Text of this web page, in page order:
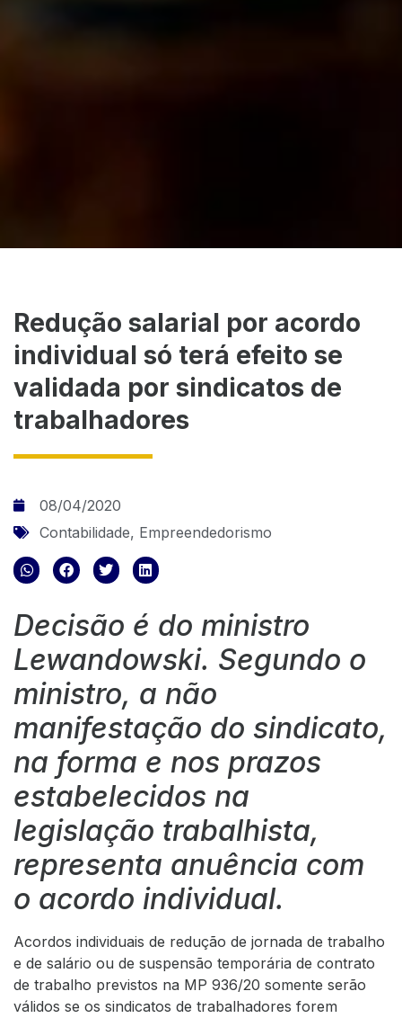
Redução salarial por acordo
individual só terá efeito se
validada por sindicatos de
trabalhadores
08/04/2020
Contabilidade, Empreendedorismo
Decisão é do ministro
Lewandowski. Segundo o
ministro, a não
manifestação do sindicato,
na forma e nos prazos
estabelecidos na
legislação trabalhista,
representa anuência com
o acordo individual.
Acordos individuais de redução de jornada de trabalho
e de salário ou de suspensão temporária de contrato
de trabalho previstos na MP 936/20 somente serão
válidos se os sindicatos de trabalhadores forem